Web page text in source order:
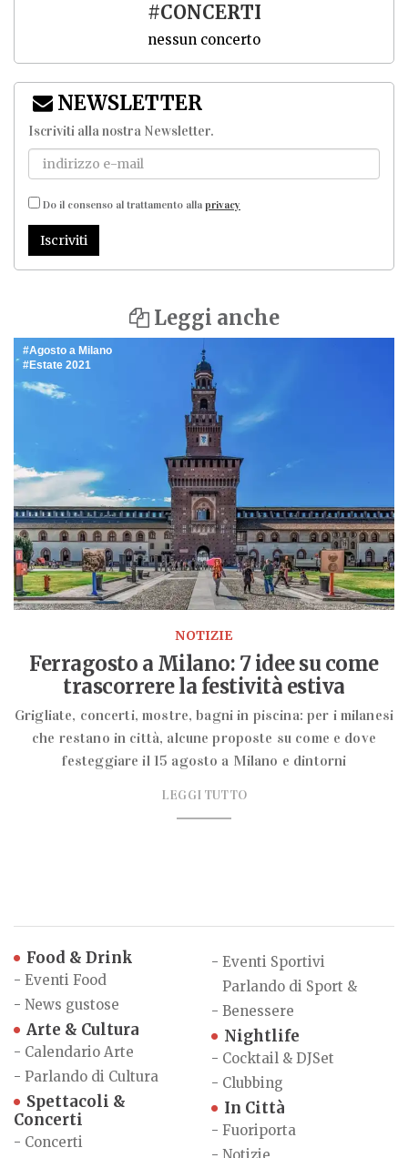
#CONCERTI
nessun concerto
NEWSLETTER
Iscriviti alla nostra Newsletter.
Do il consenso al trattamento alla privacy
Iscriviti
Leggi anche
Agosto a Milano
Estate 2021
NOTIZIE
Ferragosto a Milano: 7 idee su come
trascorrere la festività estiva
Grigliate, concerti, mostre, bagni in piscina: per i milanesi
che restano in città, alcune proposte su come e dove
festeggiare il 15 agosto a Milano e dintorni
LEGGI TUTTO
Food & Drink
- Eventi Food
- News gustose
Arte & Cultura
- Calendario Arte
- Parlando di Cultura
Spettacoli &
Concerti
- Concerti
- Eventi Sportivi
-
Parlando di Sport &
Benessere
Nightlife
- Cocktail & DJSet
- Clubbing
In Città
- Fuoriporta